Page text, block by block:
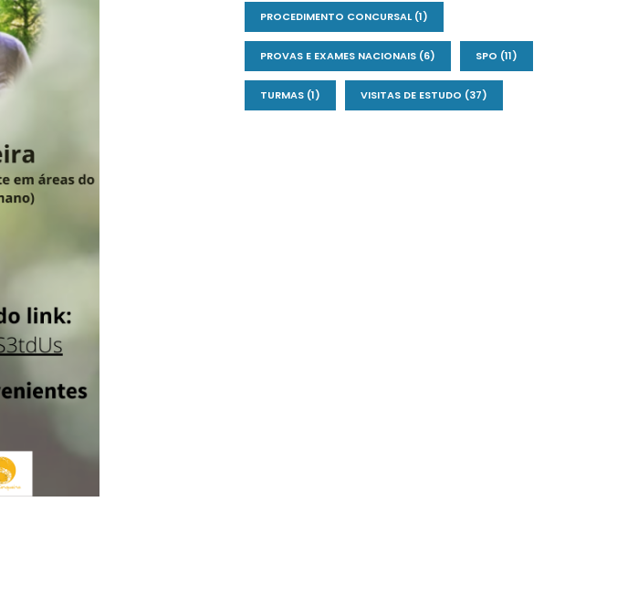
PROCEDIMENTO CONCURSAL(1)
PROVAS E EXAMES NACIONAIS(6) SPO (11)
TURMAS(1) VISITAS DE ESTUDO (37)